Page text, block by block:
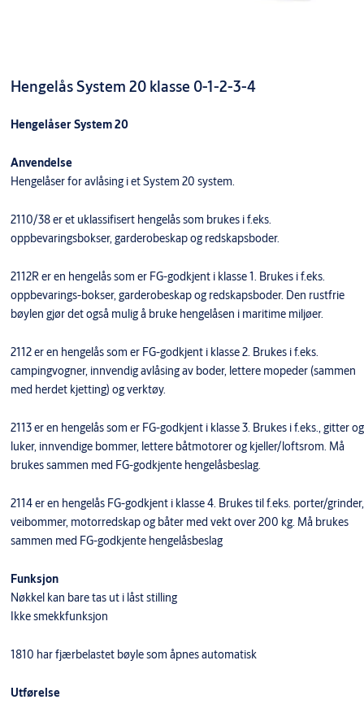
Hengelås System 20 klasse 0-1-2-3-4
Hengelåser System 20
Anvendelse
Hengelåser for avlåsing i et System 20 system.
2110/38 er et uklassifisert hengelås som brukes i f.eks.
oppbevaringsbokser, garderobeskap og redskapsboder.
2112R er en hengelås som er FG-godkjent i klasse 1. Brukes i f.eks.
oppbevarings-bokser, garderobeskap og redskapsboder. Den rustfrie
bøylen gjør det også mulig å bruke hengelåsen i maritime miljøer.
2112 er en hengelås som er FG-godkjent i klasse 2. Brukes i f.eks.
campingvogner, innvendig avlåsing av boder, lettere mopeder (sammen
med herdet kjetting) og verktøy.
2113 er en hengelås som er FG-godkjent i klasse 3. Brukes i f.eks., gitter og
luker, innvendige bommer, lettere båtmotorer og kjeller/loftsrom. Må
brukes sammen med FG-godkjente hengelåsbeslag.
2114 er en hengelås FG-godkjent i klasse 4. Brukes til f.eks. porter/grinder,
veibommer, motorredskap og båter med vekt over 200 kg. Må brukes
sammen med FG-godkjente hengelåsbeslag
Funksjon
Nøkkel kan bare tas ut i låst stilling
Ikke smekkfunksjon
1810 har fjærbelastet bøyle som åpnes automatisk
Utførelse